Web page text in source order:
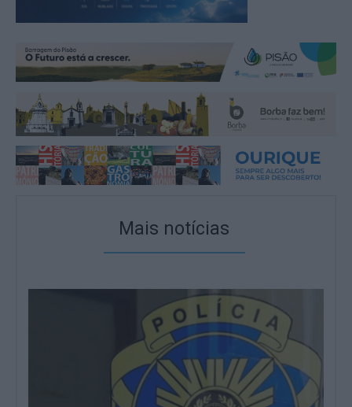
Mais notícias